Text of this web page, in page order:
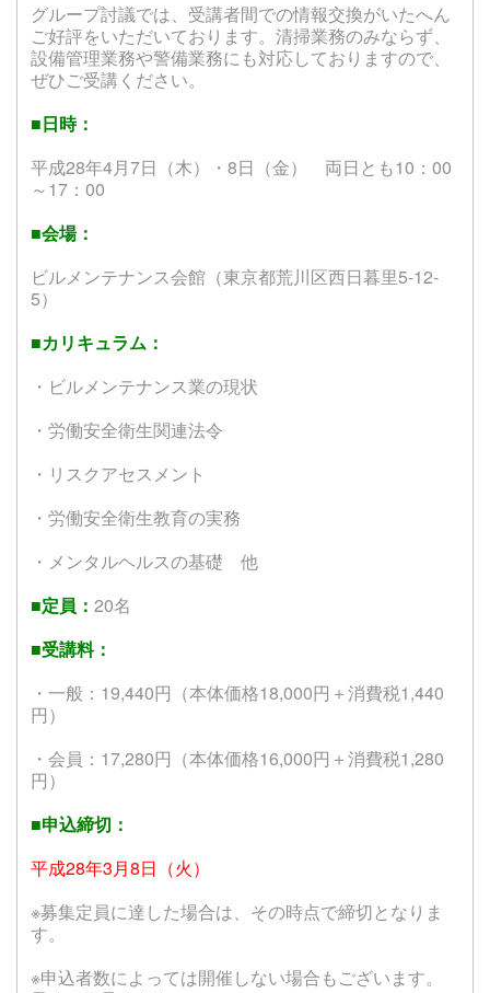
グループ討議では、受講者間での情報交換がいたへん
ご好評をいただいております。清掃業務のみならず、
設備管理業務や警備業務にも対応しておりますので、
ぜひご受講ください。
■日時：
平成28年4月7日（木）・8日（金） 両日とも10：00
～17：00
■会場：
ビルメンテナンス会館（東京都荒川区西日暮里5-12-
5）
■カリキュラム：
・ビルメンテナンス業の現状
・労働安全衛生関連法令
・リスクアセスメント
・労働安全衛生教育の実務
・メンタルヘルスの基礎 他
■定員： 20名
■受講料：
・一般：19,440円（本体価格18,000円＋消費税1,440
円）
・会員：17,280円（本体価格16,000円＋消費税1,280
円）
■申込締切：
平成28年3月8日（火）
※募集定員に達した場合は、その時点で締切となりま
す。
※申込者数によっては開催しない場合もございます。